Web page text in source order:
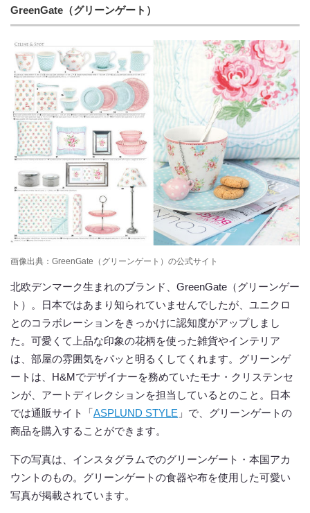
GreenGate（グリーンゲート）
画像出典：GreenGate（グリーンゲート）の公式サイト
北欧デンマーク生まれのブランド、GreenGate（グリーンゲー
ト）。日本ではあまり知られていませんでしたが、ユニクロ
とのコラボレーションをきっかけに認知度がアップしまし
た。可愛くて上品な印象の花柄を使った雑貨やインテリア
は、部屋の雰囲気をパッと明るくしてくれます。グリーンゲ
ートは、H&Mでデザイナーを務めていたモナ・クリステンセ
ンが、アートディレクションを担当しているとのこと。日本
では通販サイト「ASPLUND STYLE 」で、グリーンゲートの
商品を購入することができます。
下の写真は、インスタグラムでのグリーンゲート・本国アカ
ウントのもの。グリーンゲートの食器や布を使用した可愛い
写真が掲載されています。